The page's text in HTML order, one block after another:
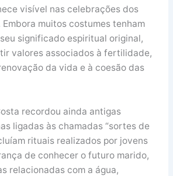
visível nas celebrações dos
muitos costumes tenham
significado espiritual original,
valores associados à fertilidade,
da vida e à coesão das
recordou ainda antigas
ligadas às chamadas “sortes de
rituais realizados por jovens
de conhecer o futuro marido,
relacionadas com a água,